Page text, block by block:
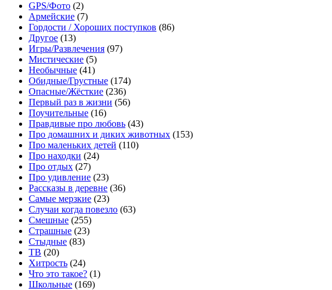
GPS/Фото (2)
Армейские (7)
Гордости / Хороших поступков (86)
Другое (13)
Игры/Развлечения (97)
Мистические (5)
Необычные (41)
Обидные/Грустные (174)
Опасные/Жёсткие (236)
Первый раз в жизни (56)
Поучительные (16)
Правдивые про любовь (43)
Про домашних и диких животных (153)
Про маленьких детей (110)
Про находки (24)
Про отдых (27)
Про удивление (23)
Рассказы в деревне (36)
Самые мерзкие (23)
Случаи когда повезло (63)
Смешные (255)
Страшные (23)
Стыдные (83)
ТВ (20)
Хитрость (24)
Что это такое? (1)
Школьные (169)